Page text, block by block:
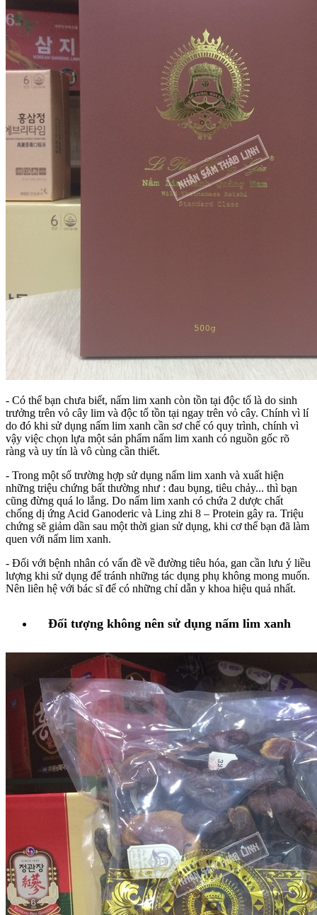
- Có thể bạn chưa biết, nấm lim xanh còn tồn tại độc tố là do sinh
trưởng trên vỏ cây lim và độc tố tồn tại ngay trên vỏ cây. Chính vì lí
do đó khi sử dụng nấm lim xanh cần sơ chế có quy trình, chính vì
vậy việc chọn lựa một sản phẩm nấm lim xanh có nguồn gốc rõ
ràng và uy tín là vô cùng cần thiết.
- Trong một số trường hợp sử dụng nấm lim xanh và xuất hiện
những triệu chứng bất thường như : đau bụng, tiêu chảy... thì bạn
cũng đừng quá lo lắng. Do nấm lim xanh có chứa 2 dược chất
chống dị ứng Acid Ganoderic và Ling zhi 8 – Protein gây ra. Triệu
chứng sẽ giảm dần sau một thời gian sử dụng, khi cơ thể bạn đã làm
quen với nấm lim xanh.
- Đối với bệnh nhân có vấn đề về đường tiêu hóa, gan cần lưu ý liều
lượng khi sử dụng để tránh những tác dụng phụ không mong muốn.
Nên liên hệ với bác sĩ để có những chỉ dẫn y khoa hiệu quả nhất.
Đối tượng không nên sử dụng nấm lim xanh